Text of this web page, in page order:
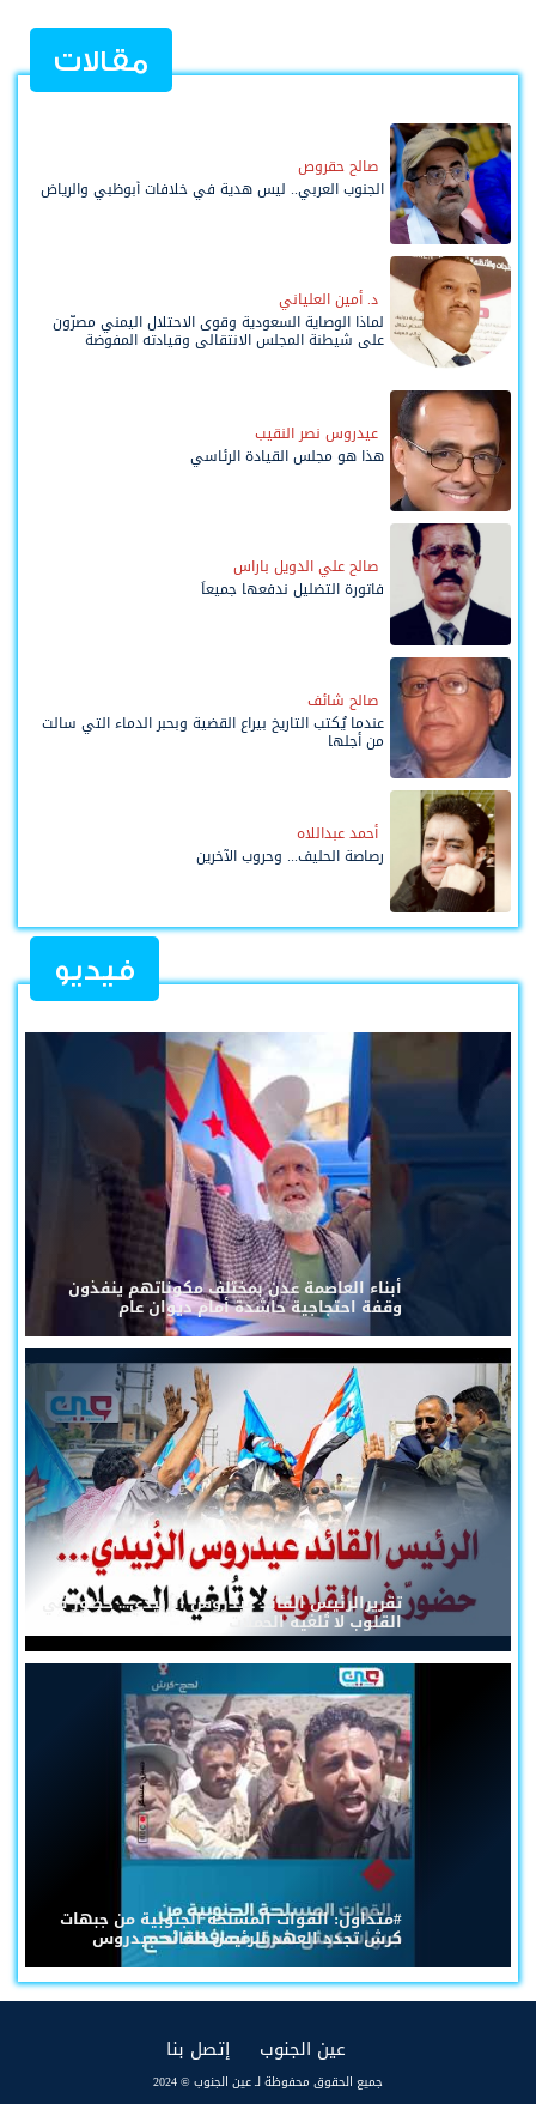
مقالات
صالح حقروص
الجنوب العربي.. ليس هدية في خلافات أبوظبي والرياض
د. أمين العلياني
لماذا الوصاية السعودية وقوى الاحتلال اليمني مصرّون
على شيطنة المجلس الانتقالي وقيادته المفوضة
عيدروس نصر النقيب
هذا هو مجلس القيادة الرئاسي
صالح علي الدويل باراس
فاتورة التضليل ندفعها جميعاً
صالح شائف
عندما يُكتب التاريخ بيراع القضية وبحبر الدماء التي سالت
من أجلها
أحمد عبداللاه
رصاصة الحليف... وحروب الآخرين
فيديو
أبناء العاصمة عدن بمختلف مكوناتهم ينفذون
وقفة احتجاجية حاشدة أمام ديوان عام
تقريرالرئيس القائد عيدروس الزُبيدي... حضورٌ في
القلوب لا تُلغيه الحملات
#متداول: القوات المسلحة الجنوبية من جبهات
كرش تجدد العهد للرئيس القائد عيدروس
عين الجنوب إتصل بنا
جميع الحقوق محفوظة لـ عين الجنوب © 2024